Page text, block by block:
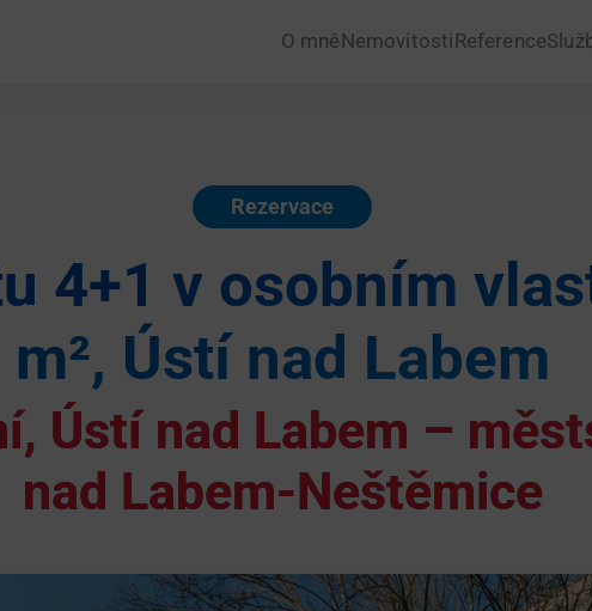
O mně Nemovitosti Reference
Rezervace
4+1 v osobním
m², Ústí nad Labem
Ústí nad Labem –
nad Labem-Neštěmice